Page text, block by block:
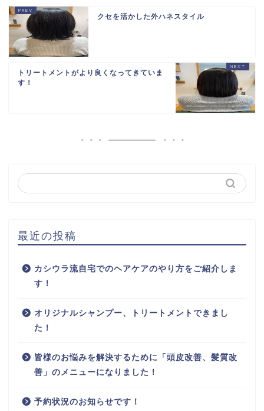
クセを活かした外ハネスタイル
トリートメントがより良くなってきていま
す！
最近の投稿
カシウラ流自宅でのヘアケアのやり方をご紹介しま
す！
オリジナルシャンプー、トリートメントできまし
た！
皆様のお悩みを解決するために「頭皮改善、髪質改
善」のメニューになりました！
予約状況のお知らせです！